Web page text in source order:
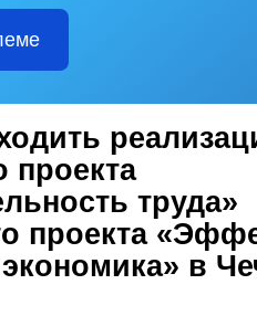
проекта
труда»
проекта
в